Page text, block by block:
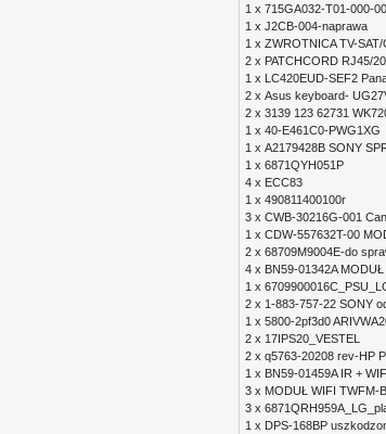
1 x 715GA032-T01-000-
1 x J2CB-004-naprawa
1 x ZWROTNICA TV-
2 x PATCHCORD RJ45/
1 x
LC420EUD-SEF2
2 x Asus keyboard-
2 x 3139 123 62731
1 x 40-E461C0-PWG1XG
1 x A2179428B SONY
1 x 6871QYH051P
4 x ECC83
1 x 490811400100r
3 x CWB-30216G-001
1 x CDW-557632T-00
2 x 68709M9004E-do
4 x BN59-01342A
1 x
2 x 1-883-757-22 SONY
1 x 5800-2pf3d0
2 x 17IPS20_VESTEL
2 x q5763-20208 rev-HP
1 x BN59-01459A IR + WIFI
3 x MODUŁ WIFI TWFM-
3 x
1 x DPS-168BP